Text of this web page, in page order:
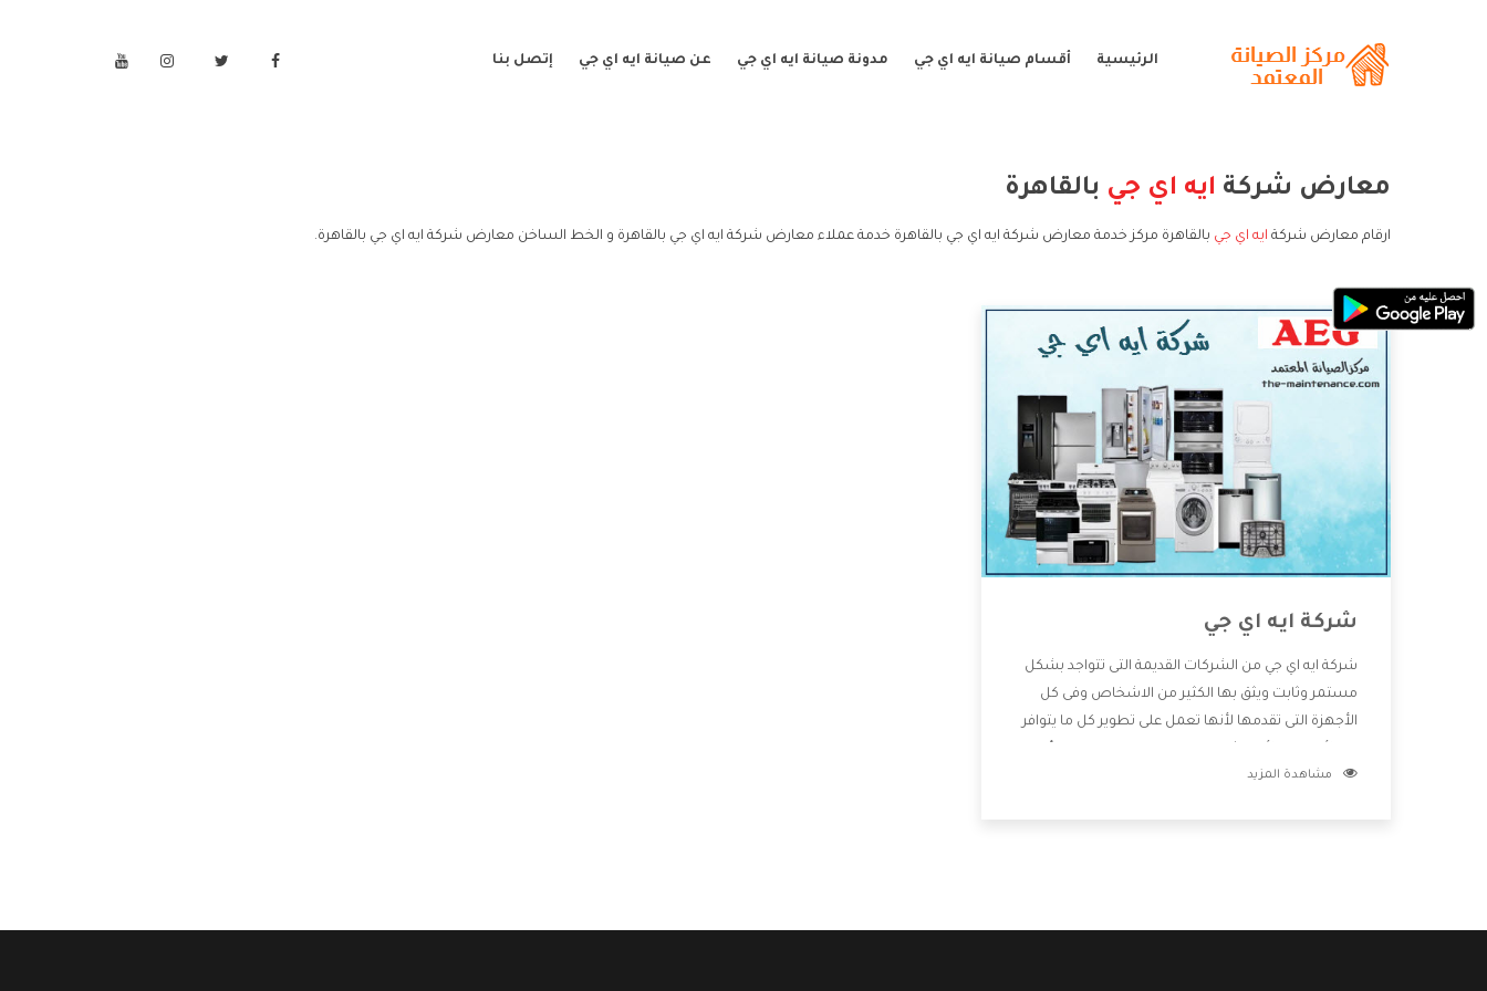
الرئيسية أقسام صيانة ايه اي جي مدونة صيانة ايه اي جي عن صيانة ايه اي جي إتصل بنا
معارض شركة ايه اي جي بالقاهرة
ارقام معارض شركة ايه اي جي بالقاهرة مركز خدمة معارض شركة ايه اي جي بالقاهرة خدمة عملاء معارض شركة ايه اي جي بالقاهرة و الخط الساخن معارض شركة ايه اي جي بالقاهرة.
شركة ايه اي جي
شركة ايه اي جي من الشركات القديمة التى تتواجد بشكل
مستمر وثابت ويثق بها الكثير من الاشخاص وفى كل
الأجهزة التى تقدمها لأنها تعمل على تطوير كل ما يتوافر
خدمات ما بعد البيع مع المنتجات وتقدم للعملاء أقوى
مشاهدة المزيد